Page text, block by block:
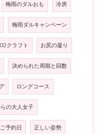
梅雨のダルおも 冷房
梅雨ダルキャンペーン
クラフト お尻の凝り
決められた周期と回数
ロングコース
の大人女子
予約日 正しい姿勢